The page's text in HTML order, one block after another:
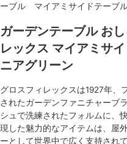
ーブル マイアミサイドテーブ
ガーデンテーブル お
レックス マイアミサ
ニアグリーン
グロスフィレックスは1927年、
されたガーデンファニチャーブ
シュで洗練されたフォルムに、
現した魅力的なアイテムは、屋
ーとして世界中で広く支持されて